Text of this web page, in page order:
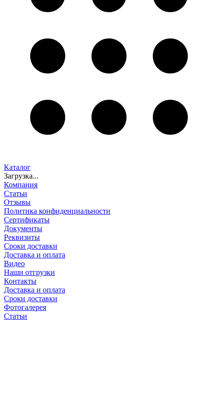
Каталог
Загрузка...
Компания
Статьи
Отзывы
Политика конфиденциальности
Сертификаты
Документы
Реквизиты
Сроки доставки
Доставка и оплата
Видео
Наши отгрузки
Контакты
Доставка и оплата
Сроки доставки
Фотогалерея
Статьи